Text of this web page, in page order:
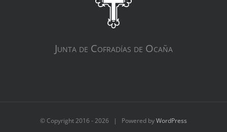
Junta de Cofradías de Ocaña
© Copyright 2016 -2026 | Powered byWordPress